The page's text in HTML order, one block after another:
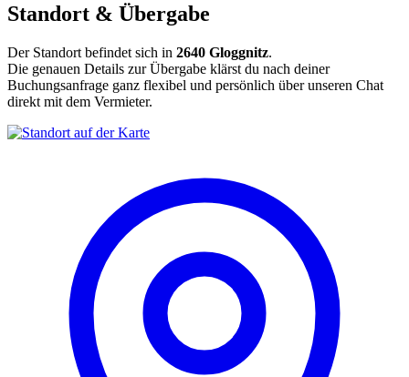
Standort & Übergabe
Der Standort befindet sich in 2640 Gloggnitz.
Die genauen Details zur Übergabe klärst du nach deiner
Buchungsanfrage ganz flexibel und persönlich über unseren Chat
direkt mit dem Vermieter.